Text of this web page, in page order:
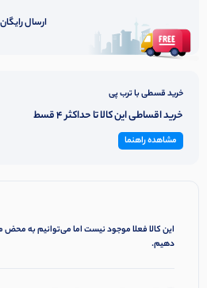
ارسال
خرید قسطی با ترب پی
خرید اقساطی این کالا تا حداکثر 4 قسط
مشاهده راهنما
این کالا فعلا موجود نیست اما می‌توانیم به
دهیم.